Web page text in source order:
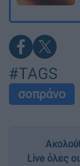
#TAGS
σοπράνο
Live όλες